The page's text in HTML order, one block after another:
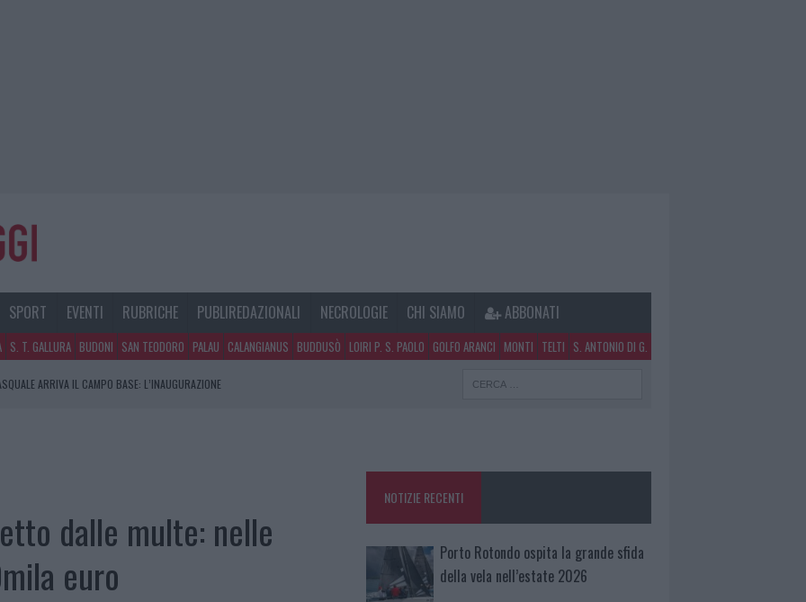
SPORT EVENTI RUBRICHE PUBLIREDAZIONALI NECROLOGIE CHI SIAMO ABBONATI
S. T. GALLURA BUDONI SAN TEODORO PALAU CALANGIANUS BUDDUSÒ LOIRI P. S. PAOLO GOLFO ARANCI MONTI TELTI S. ANTONIO DI G.
ARRIVA IL CAMPO BASE: L’INAUGURAZIONE
SEQUESTRATI CAVIALE E SABBIA RUBATA
dalle multe: nelle
euro
NOTIZIE RECENTI
Porto Rotondo ospita la grande sfida
della vela nell’estate 2026